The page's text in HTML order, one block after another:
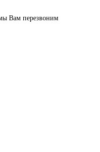
Вам перезвоним